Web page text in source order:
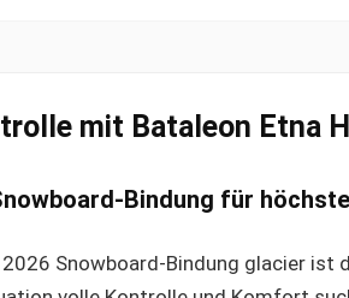
mit Bataleon Etna
Bindung für
2026 Snowboard-Bindung glacier